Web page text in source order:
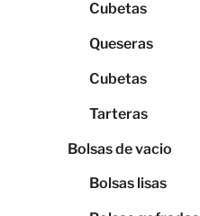
Cubetas
Queseras
Cubetas
Tarteras
Bolsas de vacio
Bolsas lisas